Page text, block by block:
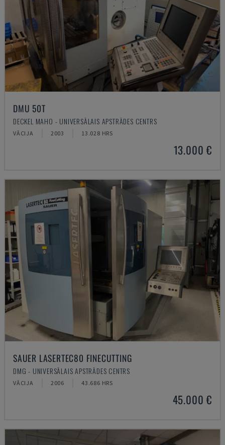
DMU 50T
DECKEL MAHO - UNIVERSĀLAIS APSTRĀDES CENTRS
VĀCIJA 2003 13.028 HRS
13.000 €
SAUER LASERTEC80 FINECUTTING
DMG - UNIVERSĀLAIS APSTRĀDES CENTRS
VĀCIJA 2006 43.686 HRS
45.000 €